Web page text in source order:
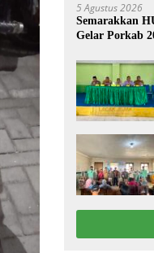
5 Agustus 2026
Semarakkan
Gelar Porkab